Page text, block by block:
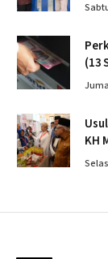
(13
KH